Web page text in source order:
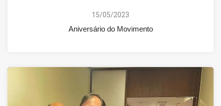
15/05/2023
Aniversário do Movimento